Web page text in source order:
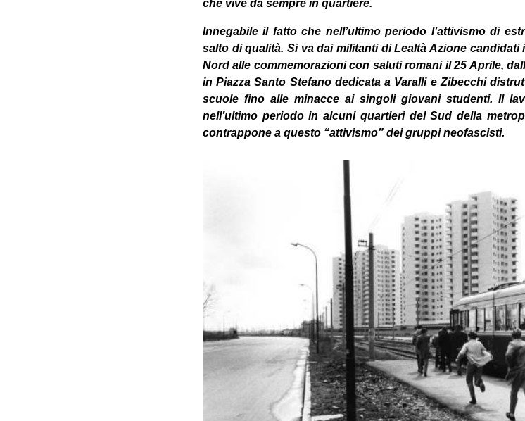
che vive da sempre in quartiere.
Innegabile il fatto che nell’ultimo periodo l’attivismo di
salto di qualità. Si va dai militanti di Lealtà Azione
Nord alle commemorazioni con saluti romani il 25 Aprile,
in Piazza Santo Stefano dedicata a Varalli e Zibecchi
scuole fino alle minacce ai singoli giovani studenti. Il
nell’ultimo periodo in alcuni quartieri del Sud della
contrappone a questo “attivismo” dei gruppi neofascisti.